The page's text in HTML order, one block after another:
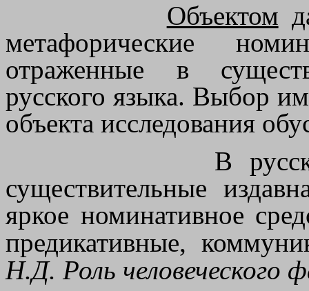
Объектом
метафорические
отраженные в
русского языка. Выбор
объекта исследования
В
существительные
яркое номинативное
предикативные,
Н.Д. Роль человеческого